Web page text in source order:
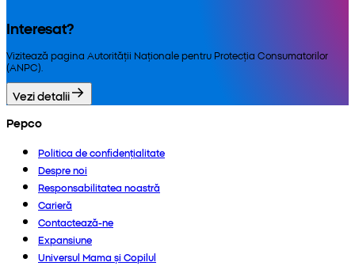
Interesat?
Vizitează pagina Autorității Naționale pentru Protecția Consumatorilor
(ANPC).
Vezi detalii
Pepco
Politica de confidențialitate
Despre noi
Responsabilitatea noastră
Carieră
Contactează-ne
Expansiune
Universul Mama și Copilul